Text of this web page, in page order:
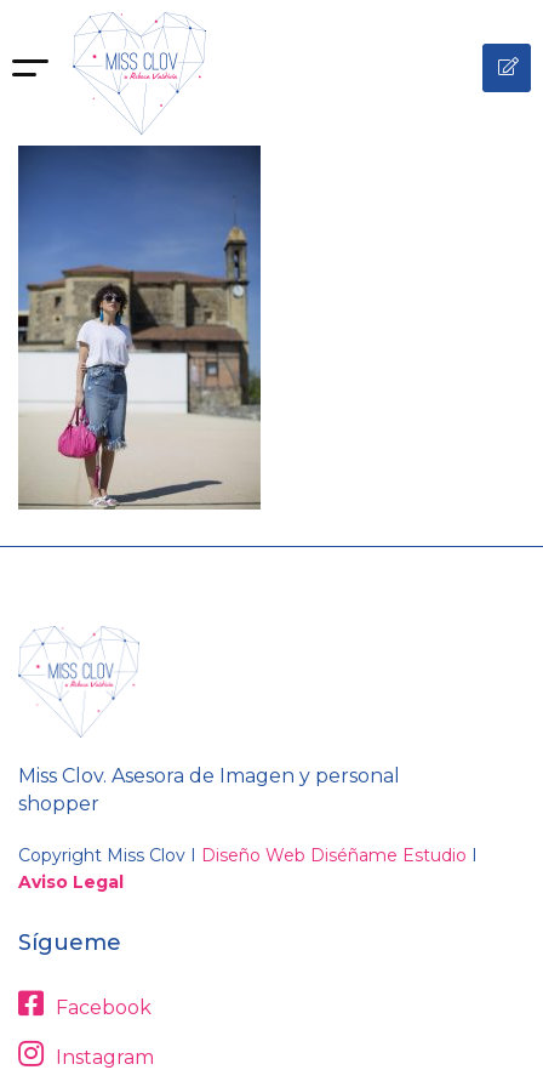
Miss Clov. Asesora de Imagen y personal
shopper
Copyright Miss Clov I Diseño Web Diséñame Estudio I
Aviso Legal
Sígueme
Facebook
Instagram